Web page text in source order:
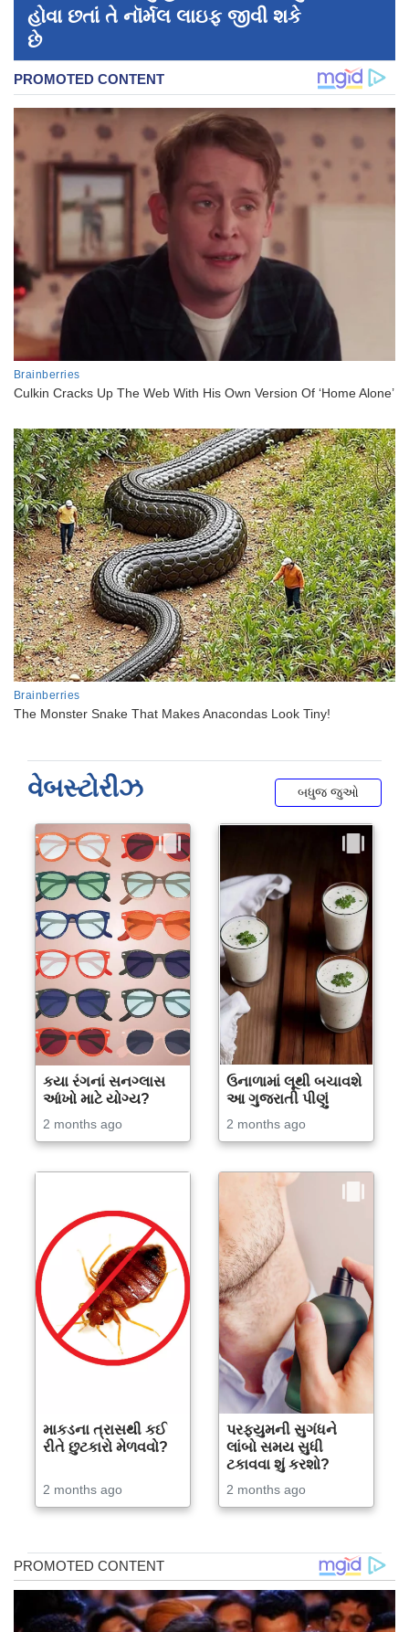
હોવા છતાં તે નૉર્મલ લાઇફ જીવી શકે
છે
વેબસ્ટોરીઝ બધુજ જુઓ
કયા રંગનાં સનગ્લાસ
આંખો માટે યોગ્ય?
2 months ago
ઉનાળામાં લૂથી બચાવશે
આ ગુજરાતી પીણું
2 months ago
માકડના ત્રાસથી કઈ
રીતે છુટકારો મેળવવો?
2 months ago
પરફ્યુમની સુગંધને
લાંબો સમય સુધી
ટકાવવા શું કરશો?
2 months ago